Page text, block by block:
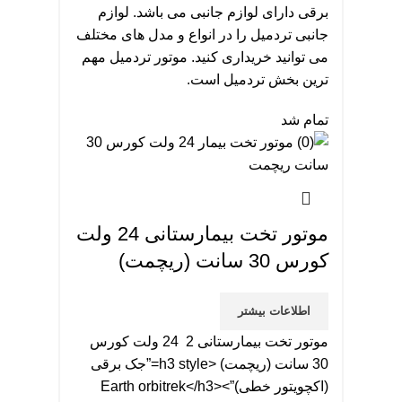
برقی دارای لوازم جانبی می باشد. لوازم
جانبی تردمیل را در انواع و مدل های مختلف
می توانید خریداری کنید. موتور تردمیل مهم
ترین بخش تردمیل است.
تمام شد
موتور تخت بیمارستانی 24 ولت
کورس 30 سانت (ریچمت)
اطلاعات بیشتر
موتور تخت بیمارستانی 2 24 ولت کورس
30 سانت (ریچمت) <h3 style=”جک برقی
(اکچویتور خطی)”>Earth orbitrek</h3>